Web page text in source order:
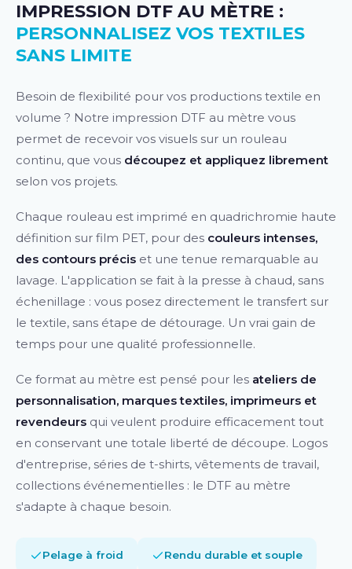
IMPRESSION DTF AU MÈTRE :
PERSONNALISEZ VOS TEXTILES
SANS LIMITE
Besoin de flexibilité pour vos productions textile en
volume ? Notre impression DTF au mètre vous
permet de recevoir vos visuels sur un rouleau
continu, que vous découpez et appliquez librement
selon vos projets.
Chaque rouleau est imprimé en quadrichromie haute
définition sur film PET, pour des couleurs intenses,
des contours précis et une tenue remarquable au
lavage. L'application se fait à la presse à chaud, sans
échenillage : vous posez directement le transfert sur
le textile, sans étape de détourage. Un vrai gain de
temps pour une qualité professionnelle.
Ce format au mètre est pensé pour les ateliers de
personnalisation, marques textiles, imprimeurs et
revendeurs qui veulent produire efficacement tout
en conservant une totale liberté de découpe. Logos
d'entreprise, séries de t-shirts, vêtements de travail,
collections événementielles : le DTF au mètre
s'adapte à chaque besoin.
Pelage à froid Rendu durable et souple